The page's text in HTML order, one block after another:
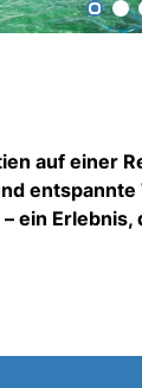
auf einer
ein Erlebnis,